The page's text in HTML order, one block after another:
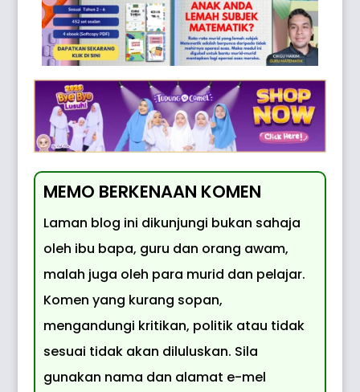
MEMO BERKENAAN KOMEN
Laman blog ini dikunjungi bukan sahaja
oleh ibu bapa, guru dan orang awam,
malah juga oleh para murid dan pelajar.
Komen yang kurang sopan,
mengandungi kritikan, politik atau tidak
sesuai tidak akan diluluskan. Sila
gunakan nama dan alamat e-mel